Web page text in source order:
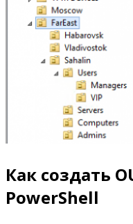
Как создать
PowerShell